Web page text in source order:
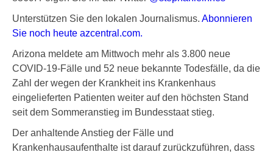
Unterstützen Sie den lokalen Journalismus. Abonnieren
Sie noch heute azcentral.com.
Arizona meldete am Mittwoch mehr als 3.800 neue
COVID-19-Fälle und 52 neue bekannte Todesfälle, da die
Zahl der wegen der Krankheit ins Krankenhaus
eingelieferten Patienten weiter auf den höchsten Stand
seit dem Sommeranstieg im Bundesstaat stieg.
Der anhaltende Anstieg der Fälle und
Krankenhausaufenthalte ist darauf zurückzuführen, dass